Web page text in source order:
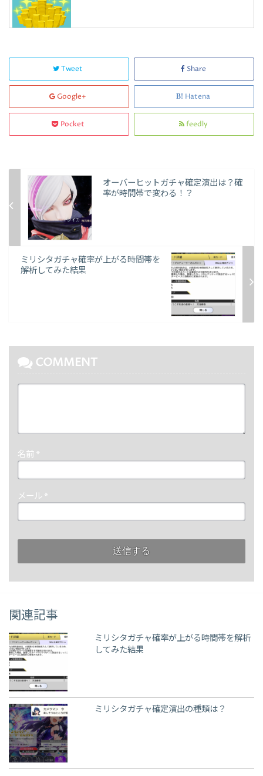
Tweet Share
Google+ Hatena
Pocket feedly
オーバーヒットガチャ確定演出は？確
率が時間帯で変わる！？
ミリシタガチャ確率が上がる時間帯を
解析してみた結果
COMMENT
名前 *
メール *
関連記事
ミリシタガチャ確率が上がる時間帯を解析
してみた結果
ミリシタガチャ確定演出の種類は？